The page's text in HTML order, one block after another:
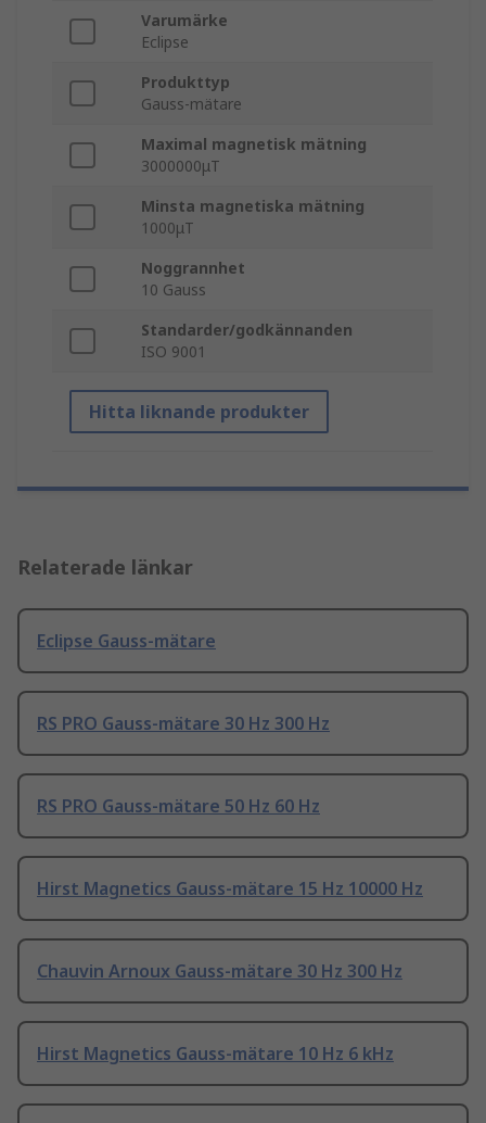
Varumärke
Eclipse
Produkttyp
Gauss-mätare
Maximal magnetisk mätning
3000000μT
Minsta magnetiska mätning
1000μT
Noggrannhet
10 Gauss
Standarder/godkännanden
ISO 9001
Hitta liknande produkter
Relaterade länkar
Eclipse Gauss-mätare
RS PRO Gauss-mätare 30 Hz 300 Hz
RS PRO Gauss-mätare 50 Hz 60 Hz
Hirst Magnetics Gauss-mätare 15 Hz 10000 Hz
Chauvin Arnoux Gauss-mätare 30 Hz 300 Hz
Hirst Magnetics Gauss-mätare 10 Hz 6 kHz